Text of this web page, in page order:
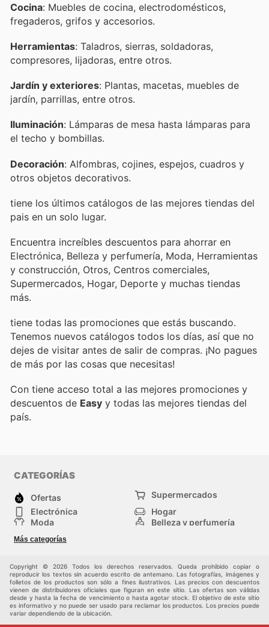
Cocina: Muebles de cocina, electrodomésticos,
fregaderos, grifos y accesorios.
Herramientas: Taladros, sierras, soldadoras,
compresores, lijadoras, entre otros.
Jardín y exteriores: Plantas, macetas, muebles de
jardín, parrillas, entre otros.
Iluminación: Lámparas de mesa hasta lámparas para
el techo y bombillas.
Decoración: Alfombras, cojines, espejos, cuadros y
otros objetos decorativos.
tiene los últimos catálogos de las mejores tiendas del
pais en un solo lugar.
Encuentra increíbles descuentos para ahorrar en
Electrónica, Belleza y perfumería, Moda, Herramientas
y construcción, Otros, Centros comerciales,
Supermercados, Hogar, Deporte y muchas tiendas
más.
tiene todas las promociones que estás buscando.
Tenemos nuevos catálogos todos los días, así que no
dejes de visitar antes de salir de compras. ¡No pagues
de más por las cosas que necesitas!
Con tiene acceso total a las mejores promociones y
descuentos de Easy y todas las mejores tiendas del
país.
CATEGORÍAS
Ofertas
Supermercados
Electrónica
Hogar
Moda
Belleza y perfumería
Deporte
Más categorías
Copyright © 2026 Todos los derechos reservados. Queda prohibido copiar o
reproducir los textos sin acuerdo escrito de antemano. Las fotografías, imágenes y
folletos de los productos son sólo a fines ilustrativos. Las precios con descuentos
vienen de distribuidores oficiales que figuran en este sitio. Las ofertas son válidas
desde y hasta la fecha de vencimiento o hasta agotar stock. El objetivo de este sitio
es informativo y no puede ser usado para reclamar los productos. Los precios puede
variar dependiendo de la ubicación.